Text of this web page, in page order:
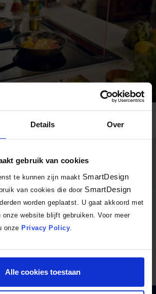
Details Over
gebruik van cookies
te kunnen zijn maakt SmartDesign
van cookies die door SmartDesign
worden geplaatst. U gaat akkoord met
website blijft gebruiken. Voor meer
onze Privacy Policy
Alle cookies toestaan
een keuken, hoe gaat
het keuken aankoopproces